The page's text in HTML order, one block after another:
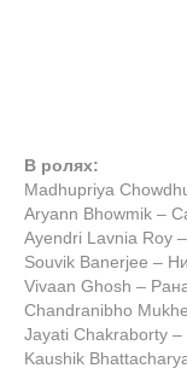
В ролях:
Madhupriya
Aryann Bhowmik –
Ayendri Lavnia Roy
Souvik Banerjee –
Vivaan Ghosh –
Chandranibho
Jayati Chakraborty
Kaushik